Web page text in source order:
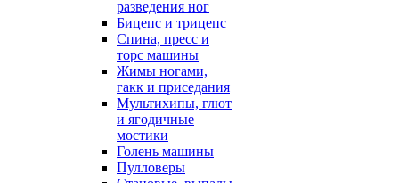
разведения ног
Бицепс и трицепс
Спина, пресс и
торс машины
Жимы ногами,
гакк и приседания
Мультихипы, глют
и ягодичные
мостики
Голень машины
Пулловеры